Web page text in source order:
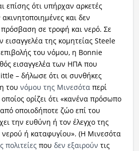
επίσης ότι υπήρχαν αρκετές
και δεν
σε τροφή και νερό. Σε
εισαγγελέα της κομητείας Steele
επιβολής του νόμου, η Bonnie
εισαγγελέα των ΗΠΑ που
– δήλωσε ότι οι συνθήκες
του νόμου της Μινεσόταπερί
ορίζει ότι «κανένα πρόσωπο
οποιοδήποτε ζώο επί του
την ευθύνη ή τον έλεγχο της
ή καταφυγίου». (Η Μινεσότα
πολιτείεςπου δεν εξαιρούν τις